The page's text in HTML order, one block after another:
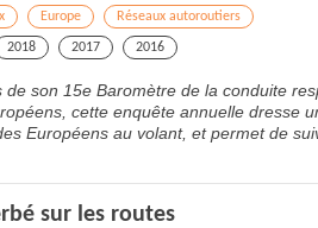
Europe Réseaux autoroutiers
2018 2017 2016
son 15e Baromètre de la conduite
cette enquête annuelle dresse
Européens au volant, et permet de
sur les routes